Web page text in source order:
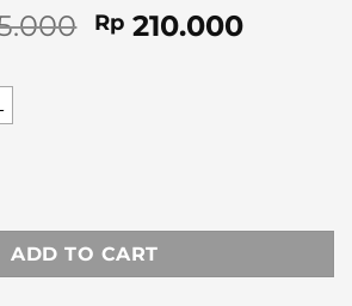
Original
Rp210.000
Sleeve Shirt quantity
ADD TO CART